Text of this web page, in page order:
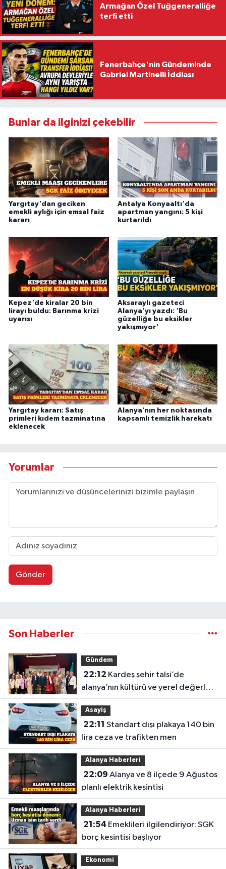
Armağan Özel Tuğgeneralliğe
terfi etti
Fenerbahçe'nin Gündeminde
Gabriel Martinelli İddiası
Bunlar da ilginizi çekebilir
Yargıtay'dan geciken
emekli aylığı için emsal faiz
kararı
Antalya Konyaaltı'da
apartman yangını: 5 kişi
kurtarıldı
Kepez'de kiralar 20 bin
lirayı buldu: Barınma krizi
uyarısı
Aksaraylı gazeteci
Alanya'yı yazdı: 'Bu
güzelliğe bu eksikler
yakışmıyor'
Yargıtay kararı: Satış
primleri kıdem tazminatına
eklenecek
Alanya’nın her noktasında
kapsamlı temizlik harekatı
Yorumlar
Gönder
Son Haberler
Gündem
22:12
alanya’nın kültürü ve yerel değerleri
tanıtıldı
Asayiş
22:11
lira ceza ve trafikten men
Alanya Haberleri
22:09
planlı elektrik kesintisi
Alanya Haberleri
21:54
borç kesintisi başlıyor
Ekonomi